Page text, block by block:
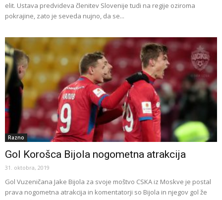
elit. Ustava predvideva členitev Slovenije tudi na regije oziroma
pokrajine, zato je seveda nujno, da se...
Razno
Gol Korošca Bijola nogometna atrakcija
31. oktobra, 2019
Gol Vuzeničana Jake Bijola za svoje moštvo CSKA iz Moskve je postal
prava nogometna atrakcija in komentatorji so Bijola in njegov gol že